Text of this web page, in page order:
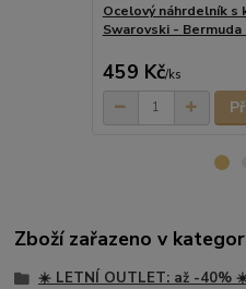
Ocelový náhrdelník s
Swarovski - Bermuda
459 Kč/ks
Zboží zařazeno v
☀️ LETNÍ OUTLET: až -40%